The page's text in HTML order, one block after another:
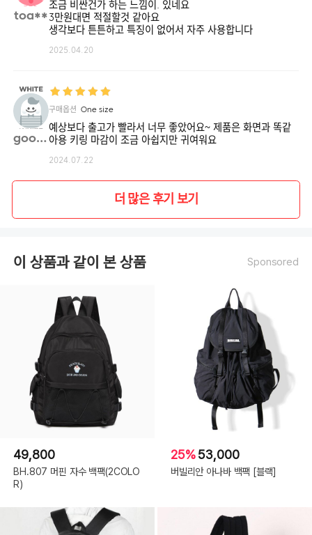
toa**
조금 비싼건가 하는 느낌이. 있네요
3만원대면 적절할것 같아요
생각보다 튼튼하고 특징이 없어서 자주 사용합니다
2025.04.20
goodd**
구매옵션 One size
예상보다 출고가 빨라서 너무 좋았어요~ 제품은 화면과 똑같
아용 키링 마감이 조금 아쉽지만 귀여워요
2024.07.22
더 많은 후기 보기
이 상품과 같이 본 상품 Sponsored
49,800
BH.807 머핀 자수 백팩(2COLO
R)
25%53,000
버빌리안 아나바 백팩 [블랙]